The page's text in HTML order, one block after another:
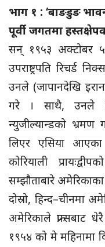
भाग १ : ‘बाङडुङ
पूर्वी जगतमा
सन् १९५३ अक्टोबर
उपराष्ट्रपति रिचर्ड
उनले (जापानदेखि
गरे । साथै, उनले
न्युजील्यान्डको भ्रमण
लिएर एसिया
कोरियाली
सम्झौताबारे
दोस्रो, हिन्द–चीनमा
अमेरिकाले
१९५४ को मे महिनामा